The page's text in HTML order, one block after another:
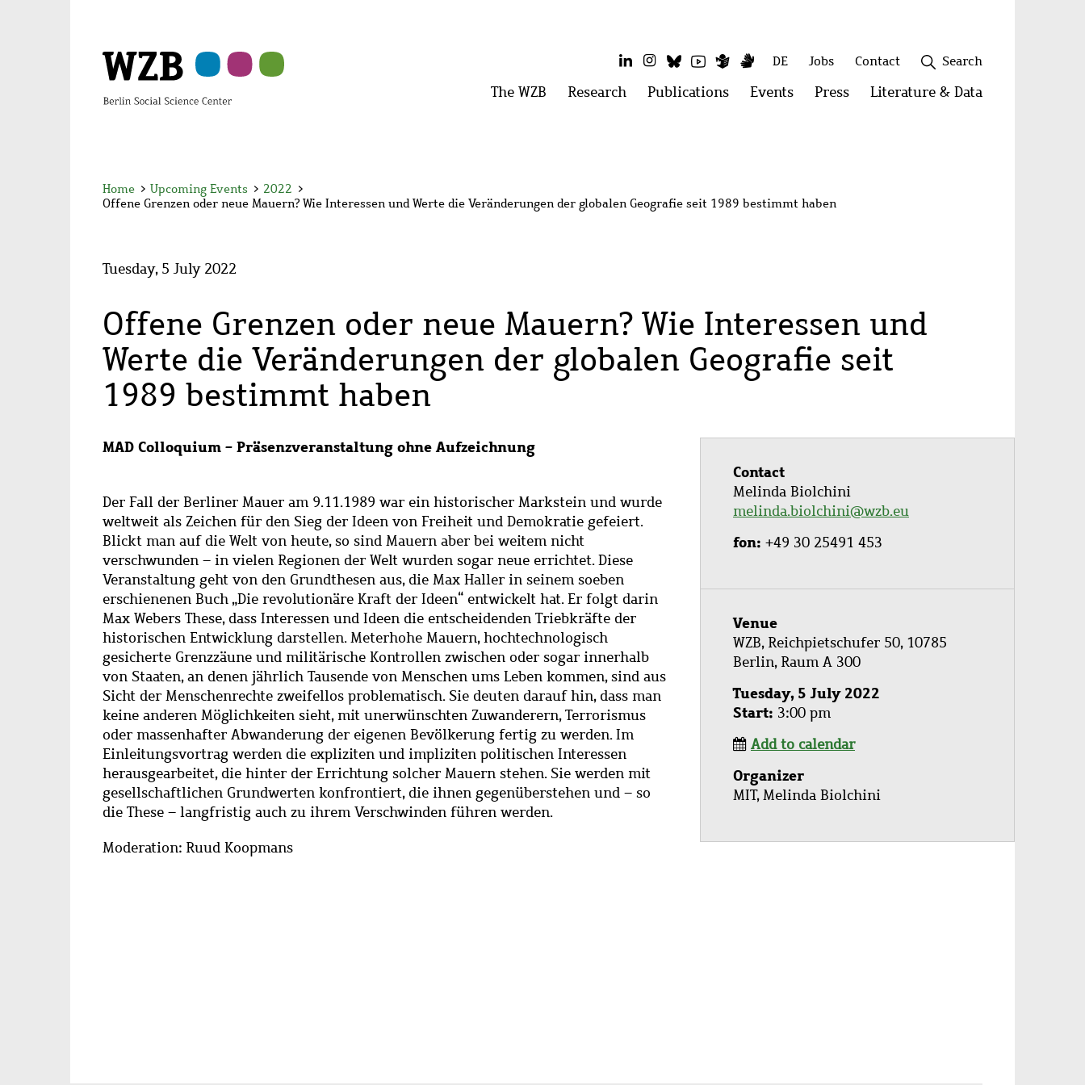
LinkedInInstagram
BlueskyYoutube
Simple
Language
Sign
DE
Secondary
menu
Jobs Contact Search
Main
The WZB OpenResearch OpenPublications OpenEvents OpenPress OpenLiterature & Data
Home > Upcoming Events > 2022 >
Offene Grenzen oder neue Mauern? Wie Interessen und Werte die Veränderungen der globalen Geografie seit 1989 bestimmt haben
Tuesday, 5 July 2022
Offene Grenzen oder neue Mauern? Wie Interessen und
Werte die Veränderungen der globalen Geografie seit
1989 bestimmt haben
MAD Colloquium - Präsenzveranstaltung ohne Aufzeichnung
Der Fall der Berliner Mauer am 9.11.1989 war ein historischer Markstein und wurde
weltweit als Zeichen für den Sieg der Ideen von Freiheit und Demokratie gefeiert.
Blickt man auf die Welt von heute, so sind Mauern aber bei weitem nicht
verschwunden – in vielen Regionen der Welt wurden sogar neue errichtet. Diese
Veranstaltung geht von den Grundthesen aus, die Max Haller in seinem soeben
erschienenen Buch „Die revolutionäre Kraft der Ideen“ entwickelt hat. Er folgt darin
Max Webers These, dass Interessen und Ideen die entscheidenden Triebkräfte der
historischen Entwicklung darstellen. Meterhohe Mauern, hochtechnologisch
gesicherte Grenzzäune und militärische Kontrollen zwischen oder sogar innerhalb
von Staaten, an denen jährlich Tausende von Menschen ums Leben kommen, sind aus
Sicht der Menschenrechte zweifellos problematisch. Sie deuten darauf hin, dass man
keine anderen Möglichkeiten sieht, mit unerwünschten Zuwanderern, Terrorismus
oder massenhafter Abwanderung der eigenen Bevölkerung fertig zu werden. Im
Einleitungsvortrag werden die expliziten und impliziten politischen Interessen
herausgearbeitet, die hinter der Errichtung solcher Mauern stehen. Sie werden mit
gesellschaftlichen Grundwerten konfrontiert, die ihnen gegenüberstehen und – so
die These – langfristig auch zu ihrem Verschwinden führen werden.
Moderation: Ruud Koopmans
Contact
Melinda Biolchini
melinda.biolchini@wzb.eu
fon +49 30 25491 453
Venue
WZB, Reichpietschufer 50, 10785
Berlin, Raum A 300
Tuesday, 5 July 2022
Start 3:00 pm
Add to calendar
Organizer
MIT, Melinda Biolchini